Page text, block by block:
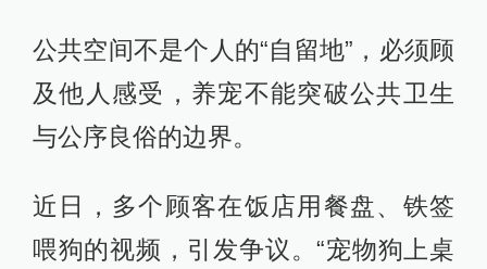
公共空间不是个人的“自留地”，必须顾
及他人感受，养宠不能突破公共卫生
与公序良俗的边界。
近日，多个顾客在饭店用餐盘、铁签
喂狗的视频，引发争议。“宠物狗上桌